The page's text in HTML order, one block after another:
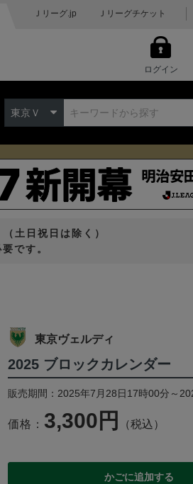
Ｊリーグ.jp Ｊリーグチケット
ログイン
東京Ｖ
土日祝日は除く）
です。
東京ヴェルディ
2025 ブロックカレンダー
販売期間：2025年7月28日17時00分～
価格： 3,300円 （税込）
かごに追加する